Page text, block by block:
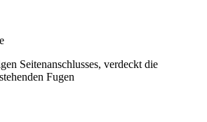
Seitenanschlusses, verdeckt die
Fugen